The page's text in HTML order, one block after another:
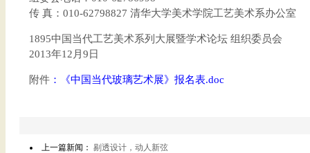
传 真：010-62798827 清华大学美术学院工艺美术系办公室
1895中国当代工艺美术系列大展暨学术论坛 组织委员会
2013年12月9日
附件： 《中国当代玻璃艺术展》报名表.doc
上一篇新闻： 剔透设计，动人新弦